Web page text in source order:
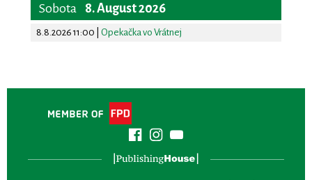
Sobota 8. August 2026
8.8.2026 11:00 Opekačka vo Vrátnej